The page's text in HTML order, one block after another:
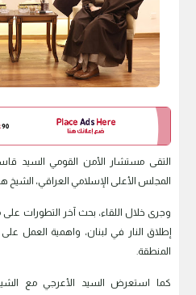
التقى مستشار الأمن القومي السيد
المجلس الأعلى الإسلامي العراقي، الشيخ
وجرى خلال اللقاء، بحث آخر التطورات
إطلاق النار في لبنان، واهمية العمل
المنطقة.
كما استعرض السيد الأعرجي مع